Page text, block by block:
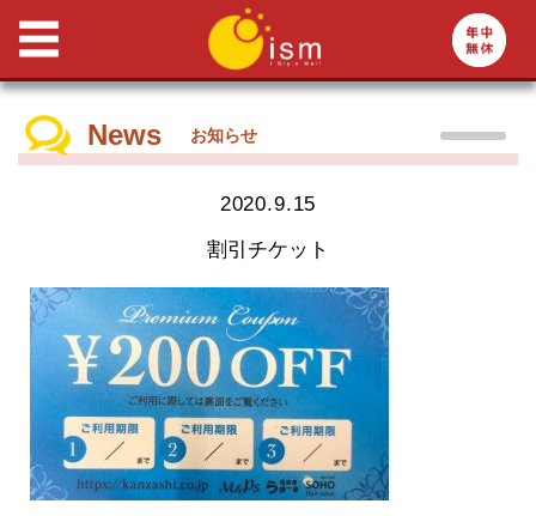
News お知らせ
2020.9.15
割引チケット